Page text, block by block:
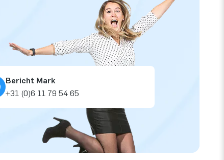
Bericht Mark
+31 (0)6 11 79 54 65